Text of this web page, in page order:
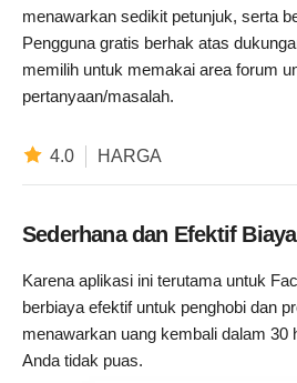
menawarkan sedikit petunjuk, serta
Pengguna gratis berhak atas
memilih untuk memakai area forum
pertanyaan/masalah.
4.0 HARGA
Sederhana dan Efektif Biaya
Karena aplikasi ini terutama untuk
berbiaya efektif untuk penghobi dan
menawarkan uang kembali dalam 30
Anda tidak puas.